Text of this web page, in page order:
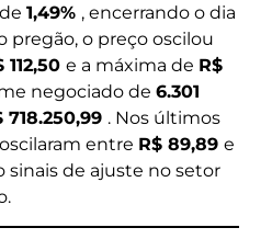
1,49% , encerrando o dia
pregão, o preço oscilou
112,50 e a máxima de R$
negociado de 6.301
718.250,99 . Nos últimos
entre R$ 89,89 e
sinais de ajuste no setor